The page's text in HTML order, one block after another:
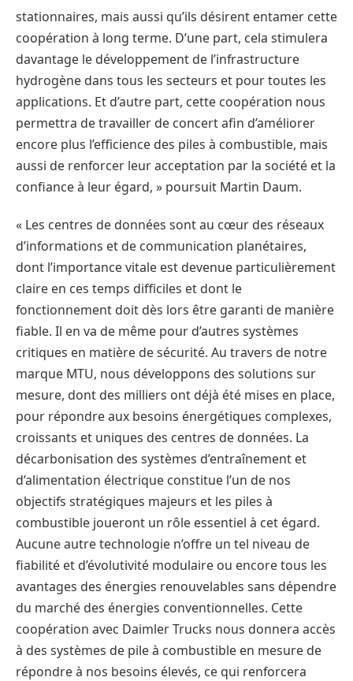
stationnaires, mais aussi qu’ils désirent entamer cette
coopération à long terme. D’une part, cela stimulera
davantage le développement de l’infrastructure
hydrogène dans tous les secteurs et pour toutes les
applications. Et d’autre part, cette coopération nous
permettra de travailler de concert afin d’améliorer
encore plus l’efficience des piles à combustible, mais
aussi de renforcer leur acceptation par la société et la
confiance à leur égard, » poursuit Martin Daum.
« Les centres de données sont au cœur des réseaux
d’informations et de communication planétaires,
dont l’importance vitale est devenue particulièrement
claire en ces temps difficiles et dont le
fonctionnement doit dès lors être garanti de manière
fiable. Il en va de même pour d’autres systèmes
critiques en matière de sécurité. Au travers de notre
marque MTU, nous développons des solutions sur
mesure, dont des milliers ont déjà été mises en place,
pour répondre aux besoins énergétiques complexes,
croissants et uniques des centres de données. La
décarbonisation des systèmes d’entraînement et
d’alimentation électrique constitue l’un de nos
objectifs stratégiques majeurs et les piles à
combustible joueront un rôle essentiel à cet égard.
Aucune autre technologie n’offre un tel niveau de
fiabilité et d’évolutivité modulaire ou encore tous les
avantages des énergies renouvelables sans dépendre
du marché des énergies conventionnelles. Cette
coopération avec Daimler Trucks nous donnera accès
à des systèmes de pile à combustible en mesure de
répondre à nos besoins élevés, ce qui renforcera